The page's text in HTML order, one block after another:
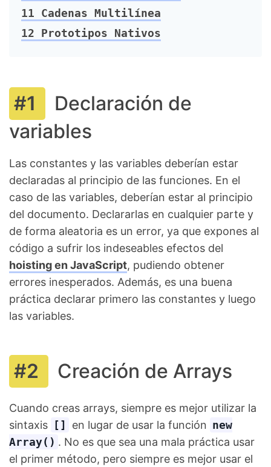
11 Cadenas Multilínea
12 Prototipos Nativos
Declaración de
variables
Las constantes y las variables deberían estar
declaradas al principio de las funciones. En el
caso de las variables, deberían estar al principio
del documento. Declararlas en cualquier parte y
de forma aleatoria es un error, ya que expones al
código a sufrir los indeseables efectos del
hoisting en JavaScript, pudiendo obtener
errores inesperados. Además, es una buena
práctica declarar primero las constantes y luego
las variables.
Creación de Arrays
Cuando creas arrays, siempre es mejor utilizar la
sintaxis
[] en lugar de usar la función new
Array() . No es que sea una mala práctica usar
el primer método, pero siempre es mejor usar el